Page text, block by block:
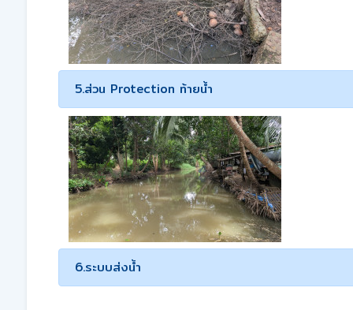
5.ส่วน Protection ท้ายน้ำ
6.ระบบส่งน้ำ